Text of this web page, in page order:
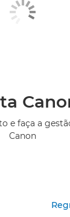
e faça a
Canon